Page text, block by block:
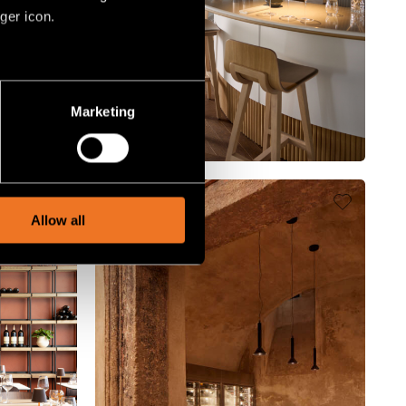
icon.
meters
advertising and analytics
Marketing
Allow all